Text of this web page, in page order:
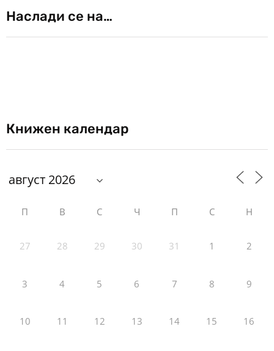
Наслади се на…
Книжен календар
П В С Ч П С Н
27 28 29 30 31 1 2
3 4 5 6 7 8 9
10 11 12 13 14 15 16